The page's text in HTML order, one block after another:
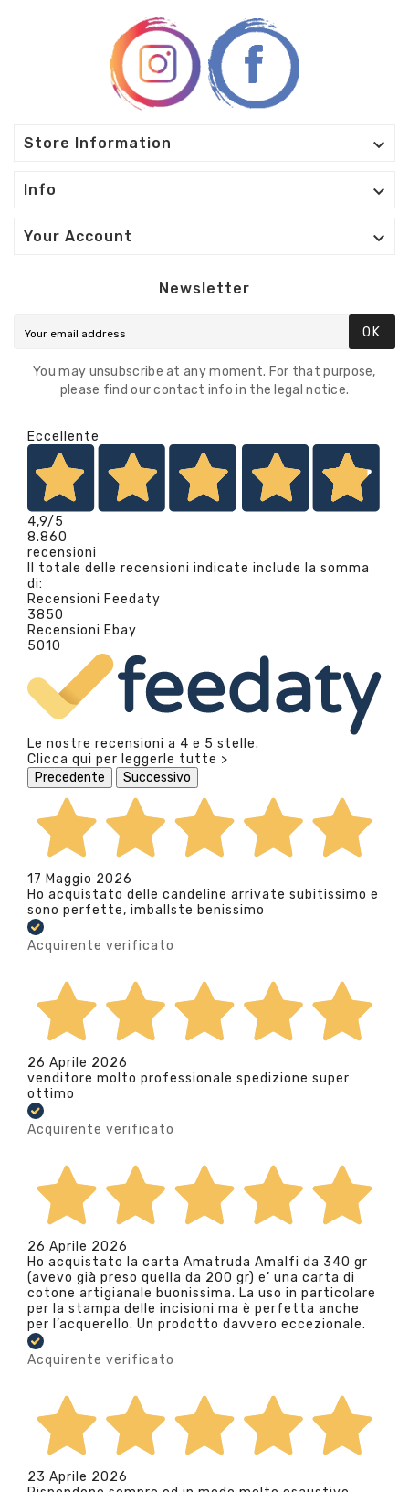
Store Information 
Info 
Your Account 
Newsletter
OK
You may unsubscribe at any moment. For that purpose,
please find our contact info in the legal notice.
Eccellente
4,9/5
8.860
recensioni
Il totale delle recensioni indicate include la somma
di:
Recensioni Feedaty
3850
Recensioni Ebay
5010
Le nostre recensioni a 4 e 5 stelle.
Clicca qui per leggerle tutte >
Precedente
Successivo
17 Maggio 2026
Ho acquistato delle candeline arrivate subitissimo e
sono perfette, imballste benissimo
Acquirente verificato
26 Aprile 2026
venditore molto professionale spedizione super
ottimo
Acquirente verificato
26 Aprile 2026
Ho acquistato la carta Amatruda Amalfi da 340 gr
(avevo già preso quella da 200 gr) e’ una carta di
cotone artigianale buonissima. La uso in particolare
per la stampa delle incisioni ma è perfetta anche
per l’acquerello. Un prodotto davvero eccezionale.
Acquirente verificato
23 Aprile 2026